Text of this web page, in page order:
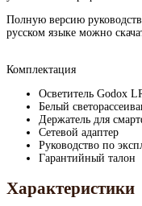
Полную версию
русском языке можно
Комплектация
Осветитель Godox
Белый
Держатель для
Сетевой адаптер
Руководство по
Гарантийный талон
Характеристики